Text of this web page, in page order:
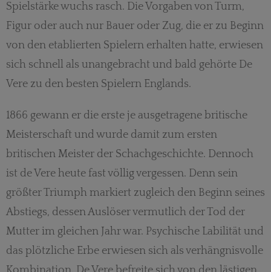
Spielstärke wuchs rasch. Die Vorgaben von Turm,
Figur oder auch nur Bauer oder Zug, die er zu Beginn
von den etablierten Spielern erhalten hatte, erwiesen
sich schnell als unangebracht und bald gehörte De
Vere zu den besten Spielern Englands.
1866 gewann er die erste je ausgetragene britische
Meisterschaft und wurde damit zum ersten
britischen Meister der Schachgeschichte. Dennoch
ist de Vere heute fast völlig vergessen. Denn sein
größter Triumph markiert zugleich den Beginn seines
Abstiegs, dessen Auslöser vermutlich der Tod der
Mutter im gleichen Jahr war. Psychische Labilität und
das plötzliche Erbe erwiesen sich als verhängnisvolle